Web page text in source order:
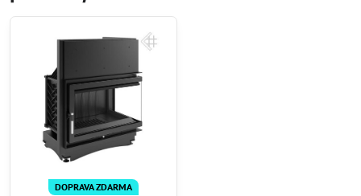
DOPRAVA ZDARMA